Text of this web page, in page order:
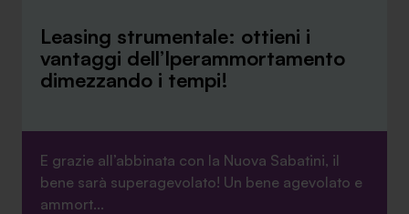
Leasing strumentale: ottieni i
vantaggi dell’Iperammortamento
dimezzando i tempi!
E grazie all’abbinata con la Nuova Sabatini, il
bene sarà superagevolato! Un bene agevolato e
ammort...